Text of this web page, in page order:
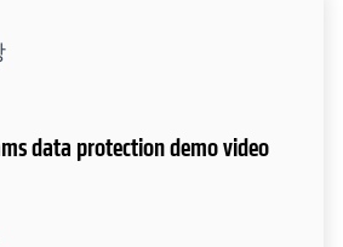
data protection demo video